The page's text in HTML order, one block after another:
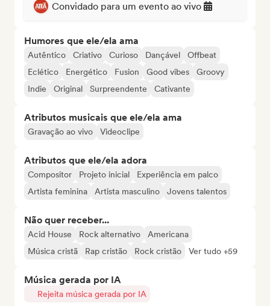
Convidado para um evento ao vivo
Humores que ele/ela ama
Autêntico Criativo Curioso Dançável
Offbeat
Eclético
Energético Fusion Good vibes
Groovy
Indie
Original Surpreendente Cativante
Atributos musicais que ele/ela ama
Gravação ao vivo Videoclipe
Atributos que ele/ela adora
Compositor Projeto inicial
Experiência em palco
Artista feminina
Artista masculino Jovens talentos
Não quer receber...
Acid House Rock alternativo
Americana
Música cristã
Rap cristão Rock cristão Ver tudo +59
Música gerada por IA
Rejeita música gerada por IA